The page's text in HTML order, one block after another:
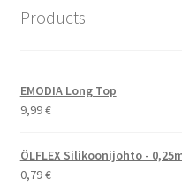
Products
EMODIA Long Top
9,99€
ÖLFLEX Silikoonijohto -
0,79€